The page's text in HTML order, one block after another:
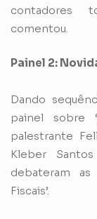
contadores
comentou.
Painel 2:
Dando
painel sobre
palestrante
Kleber
debateram
Fiscais’.